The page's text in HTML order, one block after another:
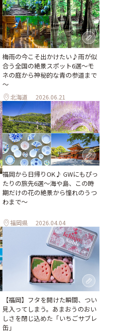
梅雨の今こそ出かけたい♪雨が似
合う全国の絶景スポット6選～モ
ネの庭から神秘的な青の参道まで
～
北海道 2026.06.21
福岡から日帰りOK♪ GWにもぴっ
たりの旅先6選〜海や島、この時
期だけの花の絶景から憧れのうつ
わまで〜
福岡県 2026.04.04
【福岡】フタを開けた瞬間、つい
見入ってしまう。あまおうのおい
しさを閉じ込めた「いちごサブレ
缶」